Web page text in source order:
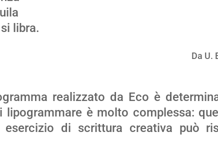
Da U.
realizzato da Eco è
è molto complessa:
di scrittura creativa può